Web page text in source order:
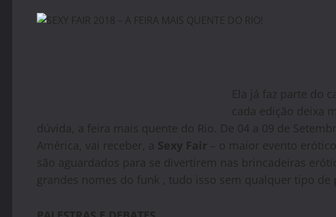
Ela já faz parte do
cada edição deixa
dúvida, a feira mais quente do Rio. De 04 a 09 de
América, vai receber, a Sexy Fair – o maior evento
são aguardados para se divertirem nas brincadeiras
grandes nomes do funk , tudo isso sem qualquer tipo de